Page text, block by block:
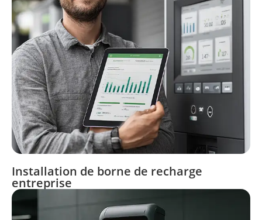
Installation de borne de recharge
entreprise